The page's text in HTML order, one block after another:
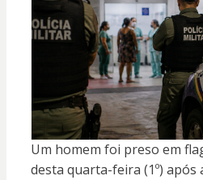
Um homem foi preso em
desta quarta-feira (1º) após